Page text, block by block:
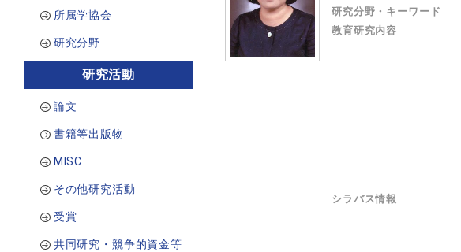
所属学協会
研究分野
研究活動
論文
書籍等出版物
MISC
その他研究活動
受賞
共同研究・競争的資金等
研究分野・キーワード
教育研究内容
シラバス情報